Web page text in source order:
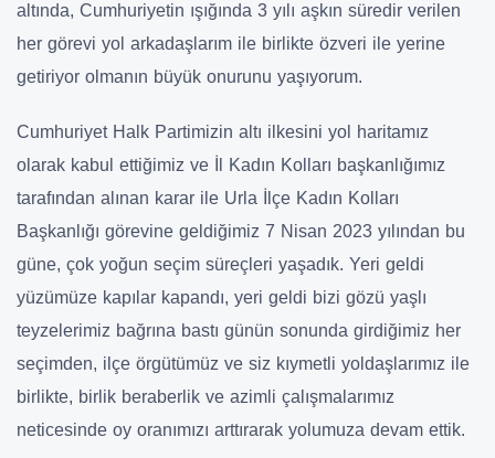
altında, Cumhuriyetin ışığında 3 yılı aşkın süredir verilen
her görevi yol arkadaşlarım ile birlikte özveri ile yerine
getiriyor olmanın büyük onurunu yaşıyorum.
Cumhuriyet Halk Partimizin altı ilkesini yol haritamız
olarak kabul ettiğimiz ve İl Kadın Kolları başkanlığımız
tarafından alınan karar ile Urla İlçe Kadın Kolları
Başkanlığı görevine geldiğimiz 7 Nisan 2023 yılından bu
güne, çok yoğun seçim süreçleri yaşadık. Yeri geldi
yüzümüze kapılar kapandı, yeri geldi bizi gözü yaşlı
teyzelerimiz bağrına bastı günün sonunda girdiğimiz her
seçimden, ilçe örgütümüz ve siz kıymetli yoldaşlarımız ile
birlikte, birlik beraberlik ve azimli çalışmalarımız
neticesinde oy oranımızı arttırarak yolumuza devam ettik.